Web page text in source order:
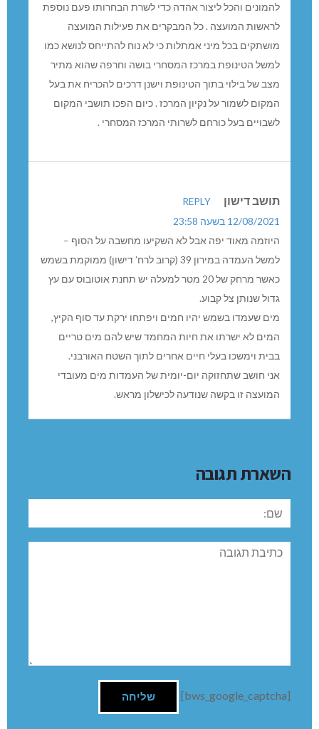
להמונים והכל ליצור אהדה כדי לשרת הבחרותו פעם נוספת
לראשות המועצה . כל המבקרים את פעילות המועצה
מושתקים בכל מיני אמתלות כי לא נוח להתייחס לנושא כמו
למשל הטינופת במרכז המסחרי בושה וחרפה שהוא מתיר
מצב של בילוי בתוך הטינופת וישנן דרכים להכריח את בעל
המקום לשמור על נקיון המרכז . כיום הפכו תושבי המקום
לשבויים בעל כורחם לשרותי המרכז המסחרי .
תושב דישון
REPLY
12/08/2021 בשעה 23:58
היוזמה מאוד יפה אבל לא השקיעו מחשבה על הסוף –
למשל העמדה במירון 39 (קרוב לרח’ דישון) ממוקמת בשמש
כאשר מרחק של 20 מטר למעלה יש תחנת אוטובוס עם עץ
גדול שנותן צל קבוע.
מים שעמדו בשמש יהיו חמים ויפתחו ירקת עד סוף הקיץ,
המים לא ישרתו את חיות המחמד שיש להם מים טריים
בבית וימשכו בעלי חיים אחרים לתוך השטח האורבני.
אני חושב שתחזוקה יום-יומית של העמדות מים מעובדי
המועצה זו בקשה שנודעה לכישלון מראש.
השארת תגובה
שם:
תגובה
[bws_google_captcha]